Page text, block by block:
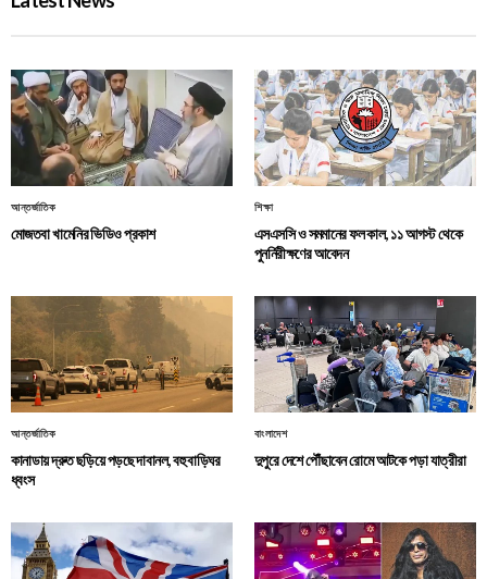
আন্তর্জাতিক
মোজতবা খামেনির ভিডিও প্রকাশ
শিক্ষা
এসএসসি ও সমমানের ফল কাল, ১১ আগস্ট থেকে
পুনর্নিরীক্ষণের আবেদন
আন্তর্জাতিক
কানাডায় দ্রুত ছড়িয়ে পড়ছে দাবানল, বহু বাড়িঘর
ধ্বংস
বাংলাদেশ
দুপুরে দেশে পৌঁছাবেন রোমে আটকে পড়া যাত্রীরা